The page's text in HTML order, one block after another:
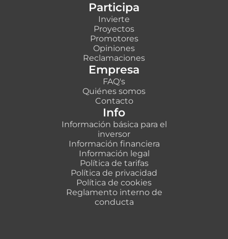
Participa
Invierte
Proyectos
Promotores
Opiniones
Reclamaciones
Empresa
FAQ's
Quiénes somos
Contacto
Info
Información básica para el
inversor
Información financiera
Información legal
Política de tarifas
Política de privacidad
Política de cookies
Reglamento interno de
conducta